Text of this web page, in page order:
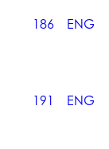
186 ENG
191 ENG